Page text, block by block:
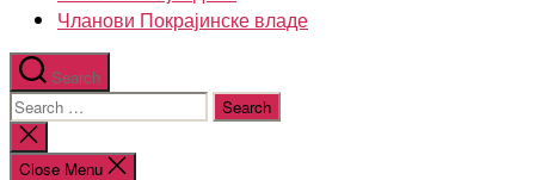
Чланови Покрајинске владе
Search
Search
for:
Close
search
Close Menu